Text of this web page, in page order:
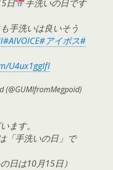
日
手洗いの日です
手洗いは良いそう
#AIVOICE#アイボス#
U4ux1ggIfI
(@GUMIfromMegpoid)
ます。
「手洗いの日」で
日は10月15日）